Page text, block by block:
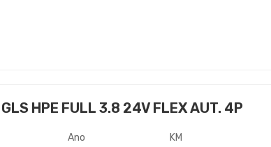
HPE FULL 3.8 24V FLEX AUT. 4P
Ano KM